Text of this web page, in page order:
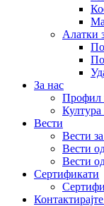
Алатки
За нас
Профил
Култура
Вести
Вести
Вести
Вести
Сертификати